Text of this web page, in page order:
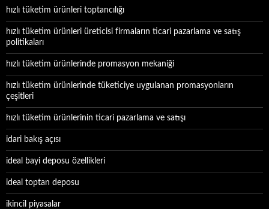
hızlı tüketim ürünleri toptancılığı
hızlı tüketim ürünleri üreticisi firmaların ticari pazarlama ve satış
politikaları
hızlı tüketim ürünlerinde promasyon mekaniği
hızlı tüketim ürünlerinde tüketiciye uygulanan promasyonların
çeşitleri
hızlı tüketim ürünlerinin ticari pazarlama ve satışı
idari bakış açısı
ideal bayi deposu özellikleri
ideal toptan deposu
ikincil piyasalar